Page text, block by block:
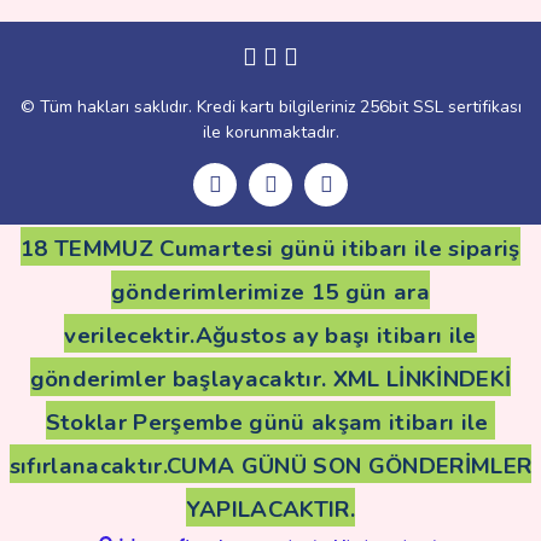
© Tüm hakları saklıdır. Kredi kartı bilgileriniz 256bit SSL sertifikası
ile korunmaktadır.
18 TEMMUZ Cumartesi günü itibarı ile sipariş
gönderimlerimize 15 gün ara
verilecektir.Ağustos ay başı itibarı ile
gönderimler başlayacaktır. XML LİNKİNDEKİ
Stoklar Perşembe günü akşam itibarı ile
sıfırlanacaktır.CUMA GÜNÜ SON GÖNDERİMLER
YAPILACAKTIR.